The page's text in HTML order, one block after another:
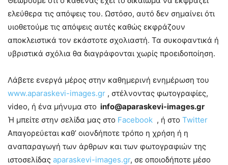
ελεύθερα τις απόψεις του. Ωστόσο, αυτό δεν σημαίνει ότι
υιοθετούμε τις απόψεις αυτές καθώς εκφράζουν
αποκλειστικά τον εκάστοτε σχολιαστή. Τα συκοφαντικά ή
υβριστικά σχόλια θα διαγράφονται χωρίς προειδοποίηση.
Λάβετε ενεργά μέρος στην καθημερινή ενημέρωση του
www.aparaskevi-images.gr , στέλνοντας φωτογραφίες,
video, ή ένα μήνυμα στο info@aparaskevi-images.gr
Ή μπείτε στην σελίδα μας στο Facebook , ή στο Twitter
Απαγορεύεται καθ’ οιονδήποτε τρόπο η χρήση ή η
αναπαραγωγή των άρθρων και των φωτογραφιών της
ιστοσελίδας aparaskevi-images.gr, σε οποιοδήποτε μέσο